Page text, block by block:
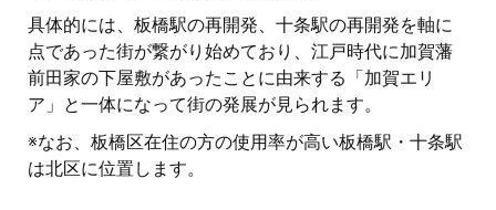
具体的には、板橋駅の再開発、十条駅の再開発を軸に
点であった街が繋がり始めており、江戸時代に加賀藩
前田家の下屋敷があったことに由来する「加賀エリ
ア」と一体になって街の発展が見られます。
※なお、板橋区在住の方の使用率が高い板橋駅・十条駅
は北区に位置します。